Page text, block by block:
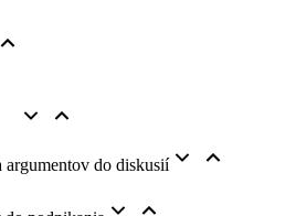
argumentov do diskusií